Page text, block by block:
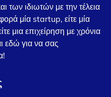
των ιδιωτών με την τέλεια
μία startup, είτε μία
μια επιχείρηση με χρόνια
εδώ για να σας